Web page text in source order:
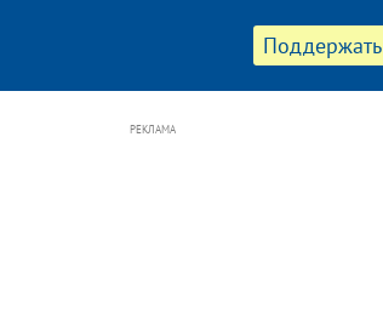
Поддержать
РЕКЛАМА